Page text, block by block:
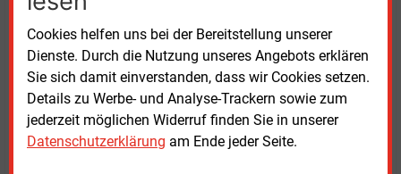
Cookies helfen uns bei der Bereitstellung unserer
Dienste. Durch die Nutzung unseres Angebots erklären
Sie sich damit einverstanden, dass wir Cookies setzen.
Details zu Werbe- und Analyse-Trackern sowie zum
jederzeit möglichen Widerruf finden Sie in unserer
Datenschutzerklärung am Ende jeder Seite.
ausmachen: „Der Strompreis ist auf dem Land oft
noch höher als in der Stadt, weil die
Netznutzungsentgelte aufgrund der geringeren
Einwohnerdichte auf weniger Personen verteilt
werden“, so Steffen Suttner, Geschäftsführer Energie.